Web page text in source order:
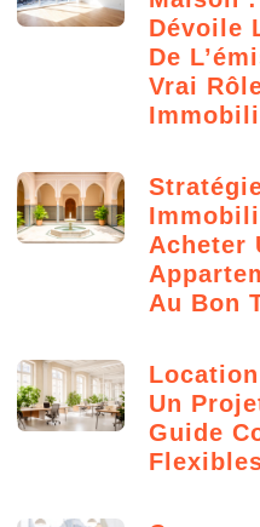
Dévoile
De
Vrai
Acheter
Au Bon
Un
Guide